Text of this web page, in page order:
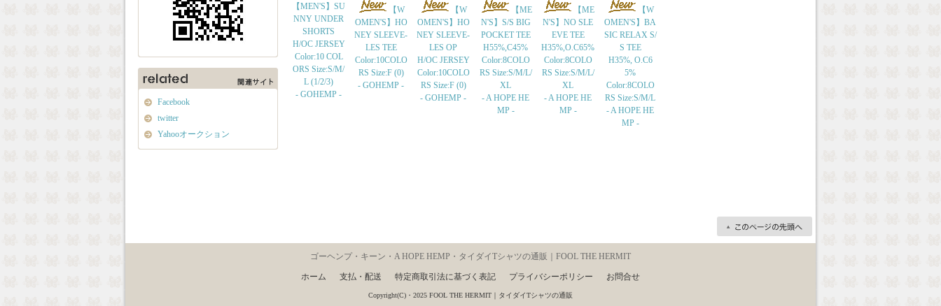
Facebook
twitter
Yahooオークション
【MEN'S】SU
NNY UNDER
SHORTS
H/OC JERSEY
Color:10 COL
ORS Size:S/M/
L (1/2/3)
- GOHEMP -
【W
OMEN'S】HO
NEY SLEEVE-
LES TEE
Color:10COLO
RS Size:F (0)
- GOHEMP -
【W
OMEN'S】HO
NEY SLEEVE-
LES OP
H/OC JERSEY
Color:10COLO
RS Size:F (0)
- GOHEMP -
【ME
N'S】S/S BIG
POCKET TEE
H55%,C45%
Color:8COLO
RS Size:S/M/L/
XL
- A HOPE HE
MP -
【ME
N'S】NO SLE
EVE TEE
H35%,O.C65%
Color:8COLO
RS Size:S/M/L/
XL
- A HOPE HE
MP -
【W
OMEN'S】BA
SIC RELAX S/
S TEE
H35%, O.C6
5%
Color:8COLO
RS Size:S/M/L
- A HOPE HE
MP -
ゴーヘンプ・キーン・A HOPE HEMP・タイダイTシャツの通販｜FOOL THE HERMIT
ホーム 支払・配送 特定商取引法に基づく表記 プライバシーポリシー お問合せ
Copyright(C)・2025 FOOL THE HERMIT｜タイダイTシャツの通販